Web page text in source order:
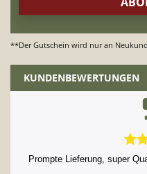
**Der Gutschein wird nur an
KUNDENBEWERTUNGEN
Prompte Lieferung, super